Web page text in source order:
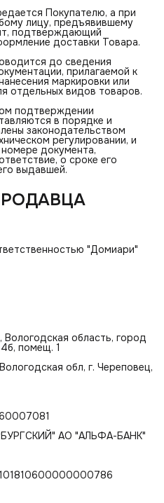
Покупателю, а при
лицу, предъявившему
подтверждающий
доставки Товара.
до сведения
прилагаемой к
маркировки или
отдельных видов товаров.
подтверждении
в порядке и
законодательством
регулировании, и
документа,
о сроке его
выдавшей.
"Домиари"
область, город
помещ. 1
обл, г. Череповец,
АО "АЛЬФА-БАНК"